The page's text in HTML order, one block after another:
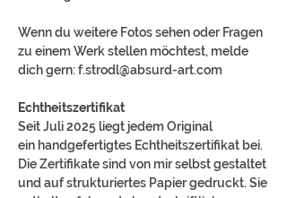
Wenn du weitere Fotos sehen oder Fragen
zu einem Werk stellen möchtest, melde
dich gern: f.strodl@absurd-art.com
Echtheitszertifikat
Seit Juli 2025 liegt jedem Original
ein handgefertigtes Echtheitszertifikat bei.
Die Zertifikate sind von mir selbst gestaltet
und auf strukturiertes Papier gedruckt. Sie